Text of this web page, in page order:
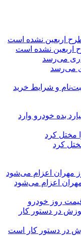
می‌رسد
و شرایط خرید
با سهمیه اقامت / ۸ میلیارد بده خودرو وارد
کرد
روز خودرو
در دستور کار است